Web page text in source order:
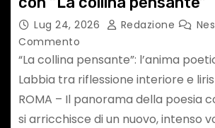
Lug 24, 2026 Redazione
Commento
“La collina pensante”: l’anima
Labbia tra riflessione interiore e
ROMA – Il panorama della poesia
si arricchisce di un nuovo, intenso